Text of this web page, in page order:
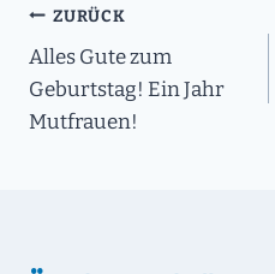
Beitragsnavigation
ZURÜCK
Alles Gute zum
Geburtstag! Ein Jahr
Mutfrauen!